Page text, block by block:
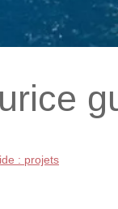
: projets